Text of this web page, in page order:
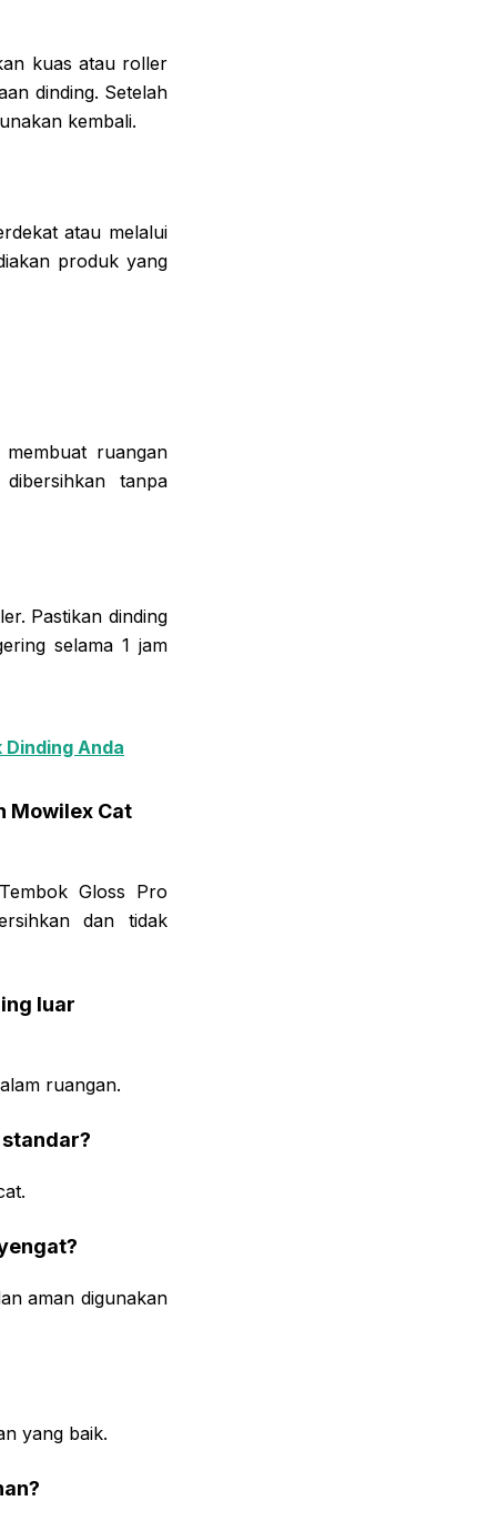
kuas atau roller
dinding. Setelah
kembali.
atau melalui
produk yang
ruangan
tanpa
Pastikan dinding
selama 1 jam
Anda
Mowilex Cat
Gloss Pro
dan tidak
luar
ruangan.
aman digunakan
yang baik.